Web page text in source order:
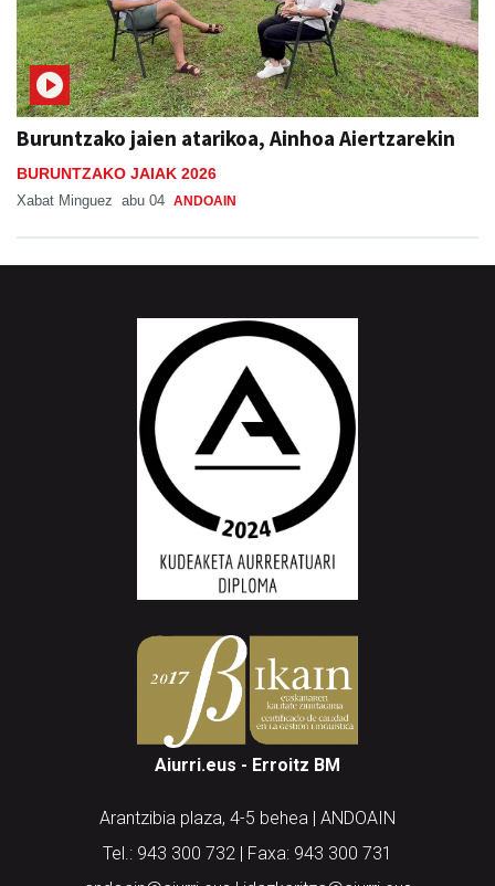
Buruntzako jaien atarikoa, Ainhoa Aiertzarekin
BURUNTZAKO JAIAK 2026
Xabat Minguez abu 04 ANDOAIN
Aiurri.eus - Erroitz BM
Arantzibia plaza, 4-5 behea | ANDOAIN
Tel.: 943 300 732 | Faxa: 943 300 731